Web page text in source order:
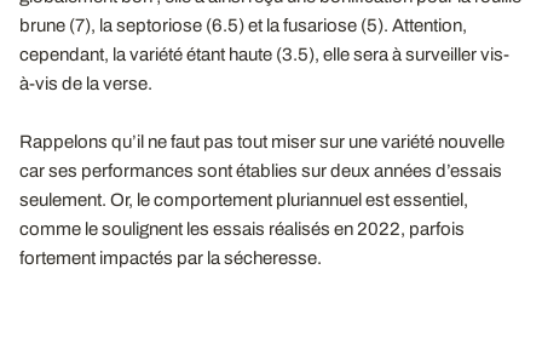
brune (7), la septoriose (6.5) et la fusariose (5). Attention,
cependant, la variété étant haute (3.5), elle sera à surveiller vis-
à-vis de la verse.
Rappelons qu’il ne faut pas tout miser sur une variété nouvelle
car ses performances sont établies sur deux années d’essais
seulement. Or, le comportement pluriannuel est essentiel,
comme le soulignent les essais réalisés en 2022, parfois
fortement impactés par la sécheresse.